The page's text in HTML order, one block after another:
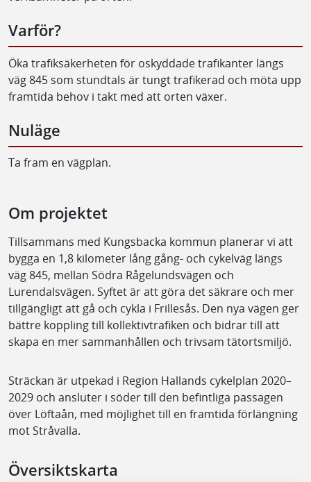
Varför?
Öka trafiksäkerheten för oskyddade trafikanter längs
väg 845 som stundtals är tungt trafikerad och möta upp
framtida behov i takt med att orten växer.
Nuläge
Ta fram en vägplan.
Om projektet
Tillsammans med Kungsbacka kommun planerar vi att
bygga en 1,8 kilometer lång gång- och cykelväg längs
väg 845, mellan Södra Rågelundsvägen och
Lurendalsvägen. Syftet är att göra det säkrare och mer
tillgängligt att gå och cykla i Frillesås. Den nya vägen ger
bättre koppling till kollektivtrafiken och bidrar till att
skapa en mer sammanhållen och trivsam tätortsmiljö.
Sträckan är utpekad i Region Hallands cykelplan 2020–
2029 och ansluter i söder till den befintliga passagen
över Löftaån, med möjlighet till en framtida förlängning
mot Stråvalla.
Översiktskarta